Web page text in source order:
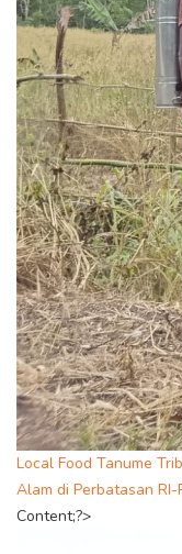
Local Food Tanume
Alam di Perbatasan RI-
Content;?>